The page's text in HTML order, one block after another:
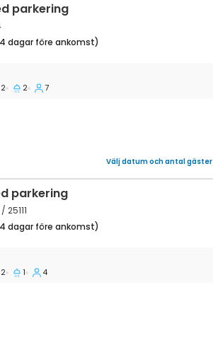
parkering
dagar före ankomst)
Plitvice K-17664
2 2 7
Välj datum och antal gäster
parkering
dagar före ankomst)
Velebit K-25111
2 1 4